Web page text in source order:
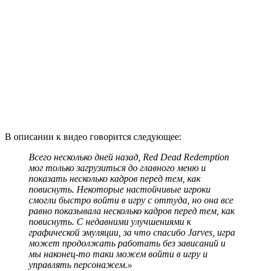
В описании к видео говорится следующее:
Всего несколько дней назад, Red Dead Redemption
мог только загрузиться до главного меню и
показать несколько кадров перед тем, как
повиснуть. Некоторые настойчивые игроки
смогли быстро войти в игру с оттуда, но она все
равно показывала несколько кадров перед тем, как
повиснуть. С недавними улучшениями к
графической эмуляции, за что спасибо Jarves, игра
может продолжать работать без зависаний и
мы наконец-то таки можем войти в игру и
управлять персонажем.»